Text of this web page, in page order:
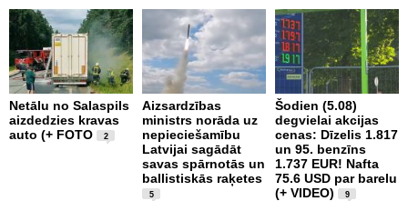
Netālu no Salaspils
aizdedzies kravas
auto (+ FOTO
2
Aizsardzības
ministrs norāda uz
nepieciešamību
Latvijai sagādāt
savas spārnotās un
ballistiskās raķetes
5
Šodien (5.08)
degvielai akcijas
cenas: Dīzelis 1.817
un 95. benzīns
1.737 EUR! Nafta
75.6 USD par barelu
(+ VIDEO)
9